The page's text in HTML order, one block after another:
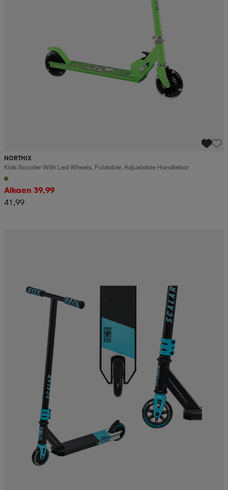
NORTHIX
Kids Scooter With Led Wheels, Foldable, Adjustable Handlebar
Alkaen 39,99
41,99